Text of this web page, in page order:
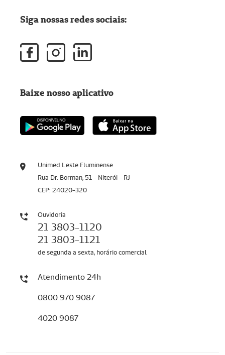
Unimed Leste Fluminense
Rua Dr. Borman, 51 - Niterói - RJ
CEP: 24020-320
Ouvidoria
21 3803-1120
21 3803-1121
de segunda a sexta, horário comercial
Atendimento 24h
0800 970 9087
4020 9087
Siga nossas redes sociais:
Baixe nosso aplicativo